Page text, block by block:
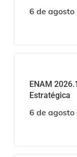
6 de agosto
ENAM
Estratégica
6 de agosto